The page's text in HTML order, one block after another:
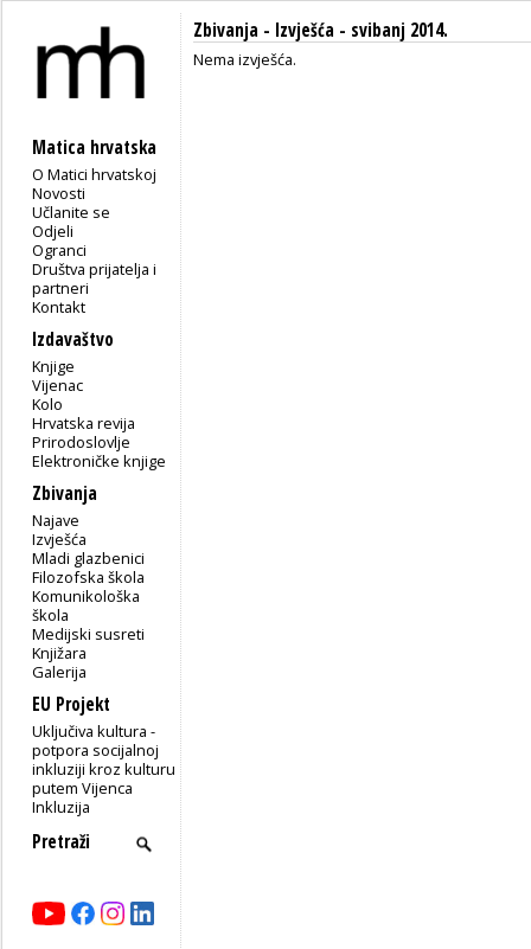
Matica hrvatska
O Matici hrvatskoj
Novosti
Učlanite se
Odjeli
Ogranci
Društva prijatelja i
partneri
Kontakt
Izdavaštvo
Knjige
Vijenac
Kolo
Hrvatska revija
Prirodoslovlje
Elektroničke knjige
Zbivanja
Najave
Izvješća
Mladi glazbenici
Filozofska škola
Komunikološka
škola
Medijski susreti
Knjižara
Galerija
EU Projekt
Uključiva kultura -
potpora socijalnoj
inkluziji kroz kulturu
putem Vijenca
Inkluzija
Zbivanja - Izvješća - svibanj 2014.
Nema izvješća.